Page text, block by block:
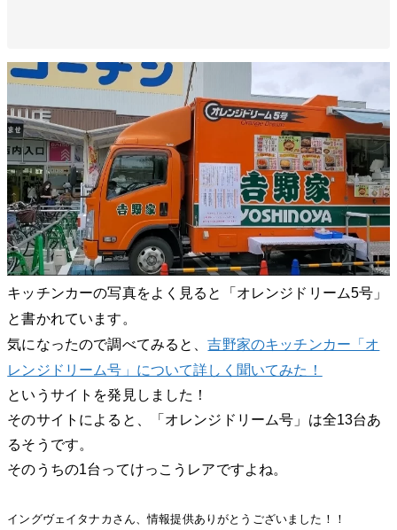
キッチンカーの写真をよく見ると「オレンジドリーム5号」
と書かれています。
気になったので調べてみると、吉野家のキッチンカー「オ
レンジドリーム号」について詳しく聞いてみた！
というサイトを発見しました！
そのサイトによると、「オレンジドリーム号」は全13台あ
るそうです。
そのうちの1台ってけっこうレアですよね。
イングヴェイタナカさん、情報提供ありがとうございました！！